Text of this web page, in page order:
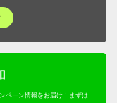
ペーン情報をお届け！まずは